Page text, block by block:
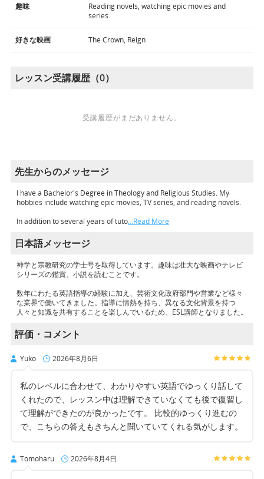
趣味
Reading novels, watching epic movies and
series
好きな映画 The Crown, Reign
レッスン受講履歴（0）
受講履歴がまだありません。
先生からのメッセージ
I have a Bachelor's Degree in Theology and Religious Studies. My
hobbies include watching epic movies, TV series, and reading novels.
In addition to several years of tuto…Read More
日本語メッセージ
神学と宗教研究の学士号を取得しています。趣味は壮大な映画やテレビ
シリーズの鑑賞、小説を読むことです。
数年にわたる英語指導の経験に加え、芸術文化政府部門や営業など様々
な業界で働いてきました。指導に情熱を持ち、異なる文化背景を持つ
人々と知識を共有することを楽しんでいるため、ESL講師となりました。
評価・コメント
Yuko 2026年8月6日
私のレベルに合わせて、わかりやすい英語でゆっくり話して
くれたので、レッスン中は理解できていなくても後で復習し
て理解ができたのが良かったです。 比較的ゆっくり進むの
で、こちらの答えもきちんと聞いていてくれる気がします。
Tomoharu 2026年8月4日